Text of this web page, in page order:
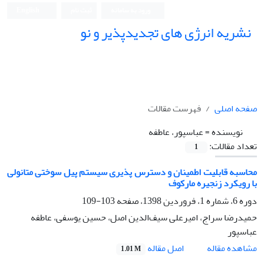
نشریه انرژی های تجدیدپذیر و نو
صفحه اصلی
فهرست مقالات
نویسنده =عباسپور، عاطفه
تعداد مقالات:
1
محاسبه قابلیت اطمینان و دسترس پذیری سیستم پیل سوختی متانولی
با رویکرد زنجیره مارکوف
دوره 6، شماره 1، فروردین 1398، صفحه
103-109
حمیدرضا سراج، امیرعلی سیف‌الدین اصل، حسین یوسفی، عاطفه
عباسپور
مشاهده مقاله
اصل مقاله 1.01 M